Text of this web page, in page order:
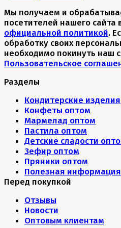
Мы получаем и
посетителей нашего сайта
официальной политикой.
обработку своих
необходимо покинуть наш
Пользовательское
Разделы
Кондитерские изделия
Конфеты оптом
Мармелад оптом
Пастила оптом
Детские сладости
Зефир оптом
Пряники оптом
Полезная информация
Перед покупкой
Отзывы
Новости
Оптовым клиентам